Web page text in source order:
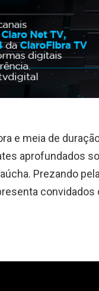
e meia de
aprofundados
Prezando